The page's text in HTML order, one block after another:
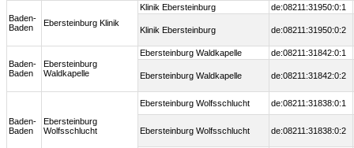
Baden-
Baden
Ebersteinburg Klinik
Klinik Ebersteinburg de:08211:31950:0:1
Klinik Ebersteinburg de:08211:31950:0:2
Baden-
Baden
Ebersteinburg
Waldkapelle
Ebersteinburg Waldkapelle de:08211:31842:0:1
Ebersteinburg Waldkapelle de:08211:31842:0:2
Baden-
Baden
Ebersteinburg
Wolfsschlucht
Ebersteinburg Wolfsschlucht de:08211:31838:0:1
Ebersteinburg Wolfsschlucht de:08211:31838:0:2